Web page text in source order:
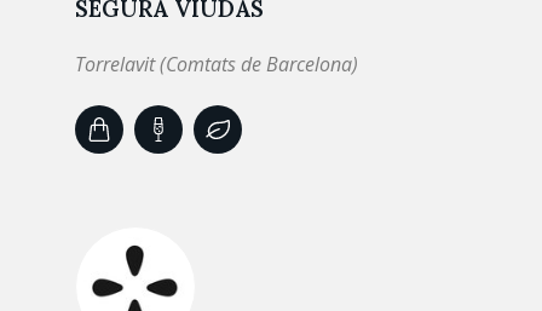
SEGURA VIUDAS
Torrelavit (Comtats de Barcelona)